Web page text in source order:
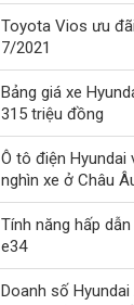
Toyota Vios ưu
7/2021
Bảng giá xe
315 triệu đồng
Ô tô điện Hyundai
nghìn xe ở Châu
Tính năng hấp
e34
Doanh số